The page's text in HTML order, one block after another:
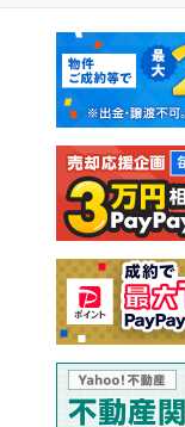
新築マンション
新築一戸建て
注文住宅
売却査定
マンションカタログ